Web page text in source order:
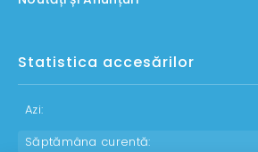
Statistica accesărilor
Azi:
Săptămâna curentă: